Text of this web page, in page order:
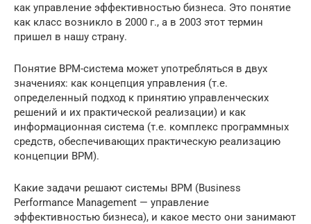
как управление эффективностью бизнеса. Это понятие
как класс возникло в 2000 г., а в 2003 этот термин
пришел в нашу страну.
Понятие BPM-система может употребляться в двух
значениях: как концепция управления (т.е.
определенный подход к принятию управленческих
решений и их практической реализации) и как
информационная система (т.е. комплекс программных
средств, обеспечивающих практическую реализацию
концепции BPM).
Какие задачи решают системы BPM (Business
Performance Management — управление
эффективностью бизнеса), и какое место они занимают